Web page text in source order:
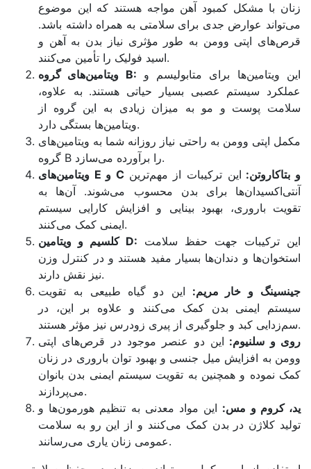
زنان با مشکل کمبود آهن مواجه هستند که این موضوع
می‌تواند عوارض جدی برای سلامتی به همراه داشته باشد.
قرص‌های اپتی وومن به طور مؤثری نیاز بدن به آهن و
اسید فولیک را تأمین می‌کنند.
ویتامین‌های گروه B:
عملکرد سیستم عصبی بسیار حیاتی هستند. به علاوه،
سلامت پوست و مو به میزان زیادی به این گروه از
ویتامین‌ها بستگی دارد.
مکمل اپتی وومن به راحتی نیاز روزانه شما به ویتامین‌های
گروه B را برآورده می‌سازد.
ویتامین‌های E و C و بتاکاروتن: این ترکیبات از مهم‌ترین
آنتی‌اکسیدان‌ها برای بدن محسوب می‌شوند. آن‌ها به
تقویت باروری، بهبود بینایی و افزایش کارایی سیستم
ایمنی کمک می‌کنند.
کلسیم و ویتامین D:
استخوان‌ها و دندان‌ها بسیار مفید هستند و در کنترل وزن
نیز نقش دارند.
جینسینگ و خار مریم: این دو گیاه طبیعی به تقویت
سیستم ایمنی بدن کمک می‌کنند و علاوه بر این، در
سم‌زدایی کبد و جلوگیری از پیری زودرس نیز مؤثر هستند.
روی و سلنیوم: این دو عنصر موجود در قرص‌های اپتی
وومن به افزایش میل جنسی و بهبود توان باروری در زنان
کمک نموده و همچنین به تقویت سیستم ایمنی بدن بانوان
می‌پردازند.
ید، کروم و مس: این مواد معدنی به تنظیم هورمون‌ها و
تولید کلاژن در بدن کمک می‌کنند و از این رو به سلامت
عمومی زنان یاری می‌رسانند.